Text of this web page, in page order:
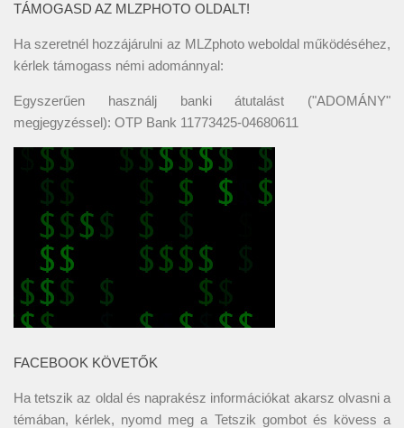
TÁMOGASD AZ MLZPHOTO OLDALT!
Ha szeretnél hozzájárulni az MLZphoto weboldal működéséhez,
kérlek támogass némi adománnyal:
Egyszerűen használj banki átutalást ("ADOMÁNY"
megjegyzéssel): OTP Bank 11773425-04680611
FACEBOOK KÖVETŐK
Ha tetszik az oldal és naprakész információkat akarsz olvasni a
témában, kérlek, nyomd meg a Tetszik gombot és kövess a